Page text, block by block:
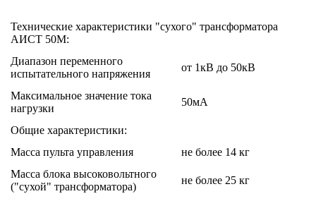
Технические характеристики "сухого" трансформатора
АИСТ 50М:
Диапазон переменного
испытательного напряжения
от 1кВ до 50кВ
Максимальное значение тока
нагрузки
50мА
Общие характеристики:
Масса пульта управления
не более 14 кг
Масса блока высоковольтного
("сухой" трансформатора)
не более 25 кг